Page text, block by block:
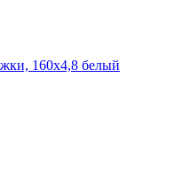
160х4,8 белый